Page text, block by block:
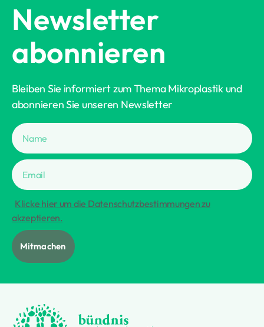
Newsletter
abonnieren
Bleiben Sie informiert zum Thema Mikroplastik und
abonnieren Sie unseren Newsletter
Klicke hier um die Datenschutzbestimmungen zu
akzeptieren.
Mitmachen